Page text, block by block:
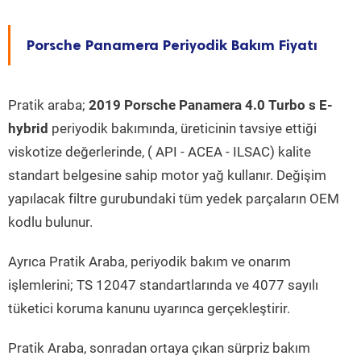
Porsche Panamera Periyodik Bakım Fiyatı
Pratik araba; 2019 Porsche Panamera 4.0 Turbo s E-
hybrid periyodik bakımında, üreticinin tavsiye ettiği
viskotize değerlerinde, ( API - ACEA - ILSAC) kalite
standart belgesine sahip motor yağ kullanır. Değişim
yapılacak filtre gurubundaki tüm yedek parçaların OEM
kodlu bulunur.
Ayrıca Pratik Araba, periyodik bakım ve onarım
işlemlerini; TS 12047 standartlarında ve 4077 sayılı
tüketici koruma kanunu uyarınca gerçekleştirir.
Pratik Araba, sonradan ortaya çıkan sürpriz bakım